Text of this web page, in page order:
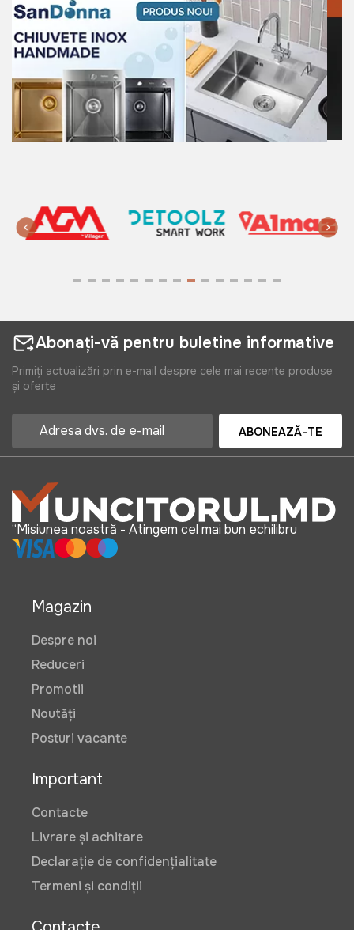
Abonați-vă pentru buletine informative
Primiți actualizări prin e-mail despre cele mai recente produse
și oferte
ABONEAZĂ-TE
“Misiunea noastră - Atingem cel mai bun echilibru
Magazin
Despre noi
Reduceri
Promotii
Noutăți
Posturi vacante
Important
Contacte
Livrare și achitare
Declarație de confidențialitate
Termeni și condiții